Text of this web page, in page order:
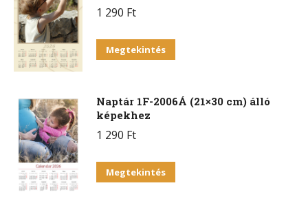
1 290 Ft
Megtekintés
Naptár 1F-2006Á (21×30 cm) álló
képekhez
1 290 Ft
Megtekintés